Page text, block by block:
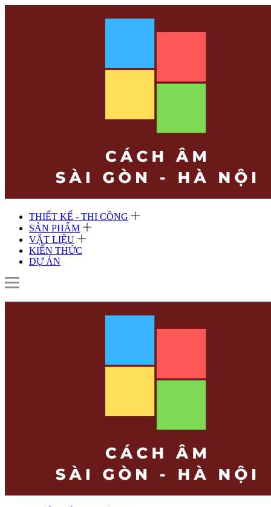
THIẾT KẾ - THI CÔNG
SẢN PHẨM
VẬT LIỆU
KIẾN THỨC
DỰ ÁN